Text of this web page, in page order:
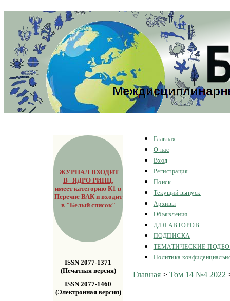
ЖУРНАЛ ВХОДИТ
В ЯДРО РИНЦ,
имеет категорию К1 в
Перечне ВАК и входит
в "Белый список"
ISSN 2077-1371
(Печатная версия)
ISSN 2077-1460
(Электронная версия)
Главная
О нас
Вход
Регистрация
Поиск
Текущий выпуск
Архивы
Объявления
ДЛЯ АВТОРОВ
ПОДПИСКА
ТЕМАТИЧЕСКИЕ
Политика
Главная> Том 14 №4 2022